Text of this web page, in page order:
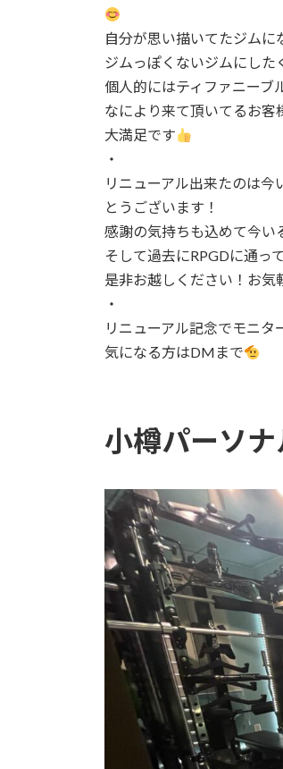
自分が思い描いてたジムに
ジムっぽくないジムにした
個人的にはティファニーブ
なにより来て頂いてるお客
大満足です
・
リニューアル出来たのは
とうございます！
感謝の気持ちも込めて今い
そして過去にRPGDに通っ
是非お越しください！お
・
リニューアル記念でモニタ
気になる方はDMまで
小樽パーソ